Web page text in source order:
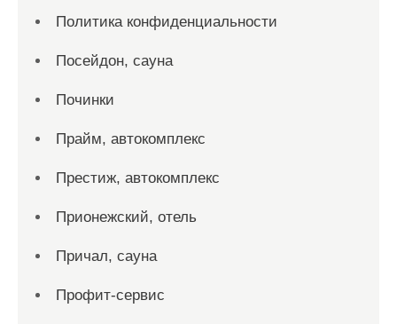
Политика конфиденциальности
Посейдон, сауна
Починки
Прайм, автокомплекс
Престиж, автокомплекс
Прионежский, отель
Причал, сауна
Профит-сервис